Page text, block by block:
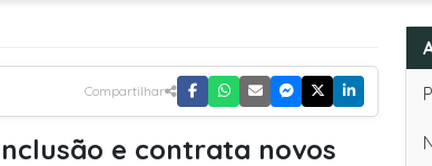
Compartilhar
e contrata novos